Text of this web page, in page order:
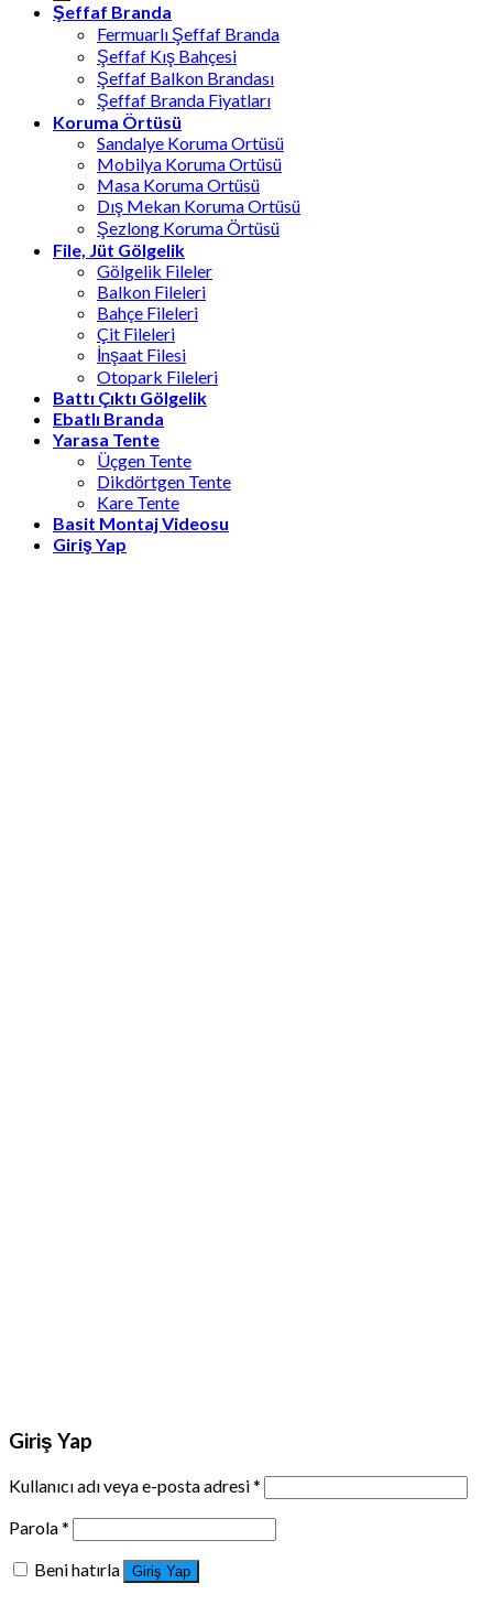
Şeffaf Branda
Fermuarlı Şeffaf Branda
Şeffaf Kış Bahçesi
Şeffaf Balkon Brandası
Şeffaf Branda Fiyatları
Koruma Örtüsü
Sandalye Koruma Ortüsü
Mobilya Koruma Ortüsü
Masa Koruma Ortüsü
Dış Mekan Koruma Ortüsü
Şezlong Koruma Örtüsü
File, Jüt Gölgelik
Gölgelik Fileler
Balkon Fileleri
Bahçe Fileleri
Çit Fileleri
İnşaat Filesi
Otopark Fileleri
Battı Çıktı Gölgelik
Ebatlı Branda
Yarasa Tente
Üçgen Tente
Dikdörtgen Tente
Kare Tente
Basit Montaj Videosu
Giriş Yap
Giriş Yap
Kullanıcı adı veya e-posta adresi*
Parola*
Beni hatırla
Giriş Yap